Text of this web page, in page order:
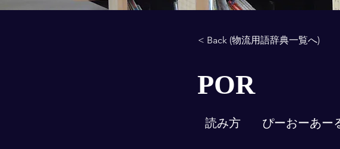
< Back (物流用語辞典一覧へ)
POR
読み方 ぴーおーあー